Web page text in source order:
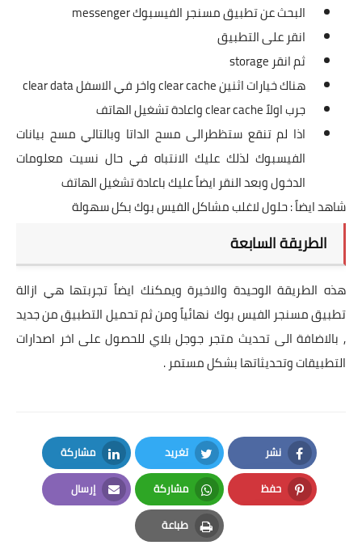
البحث عن تطبيق مسنجر الفيسبوك messenger
انقر على التطبيق
ثم انقر storage
هناك خيارات اثنين clear cache واخر في الاسفل clear data
جرب اولاً clear cache واعادة تشغيل الهاتف
اذا لم تنقع ستظطرالى مسح الداتا وبالتالي مسح بيانات
الفيسبوك لذلك عليك الانتباه في حال نسيت معلومات
الدخول وبعد النقر ايضاً عليك باعادة تشغيل الهاتف
شاهد ايضاً :حلول لاغلب مشاكل الفيس بوك بكل سهولة
الطريقة السابعة
هذه الطريقة الوحيدة والاخيرة ويمكنك ايضاً تجربتها هي ازالة
تطبيق مسنجر الفيس بوك نهائياً ومن ثم تحميل التطبيق من جديد
, بالاضافة الى تحديث متجر جوجل بلاي للحصول على اخر اصدارات
التطبيقات وتحديثاتها بشكل مستمر .
نشر
Facebook
تغريد
Twitter
مشاركة
LinkedIn
حفظ
Pinterest
مشاركة
Whatsapp
إرسال
Email
طباعة
Print